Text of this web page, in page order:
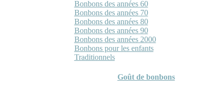
Bonbons des années 60
Bonbons des années 70
Bonbons des années 80
Bonbons des années 90
Bonbons des années 2000
Bonbons pour les enfants
Traditionnels
Goût de bonbons